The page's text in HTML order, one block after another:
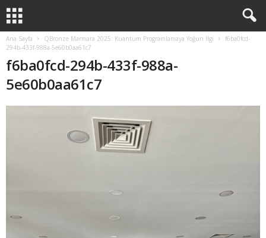
Ana Sayfa QBronze Marmara 2025: Kuantum Programlamaya Yoğun İlgi
f6ba0fcd-
294b-433f-988a-5e60b0aa61c7
f6ba0fcd-294b-433f-988a-
5e60b0aa61c7